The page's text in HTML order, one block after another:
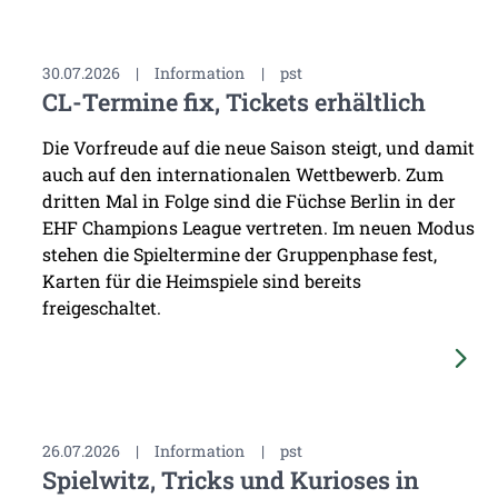
30.07.2026 | Information | pst
CL-Termine fix, Tickets erhältlich
Die Vorfreude auf die neue Saison steigt, und damit
auch auf den internationalen Wettbewerb. Zum
dritten Mal in Folge sind die Füchse Berlin in der
EHF Champions League vertreten. Im neuen Modus
stehen die Spieltermine der Gruppenphase fest,
Karten für die Heimspiele sind bereits
freigeschaltet.
26.07.2026 | Information | pst
Spielwitz, Tricks und Kurioses in